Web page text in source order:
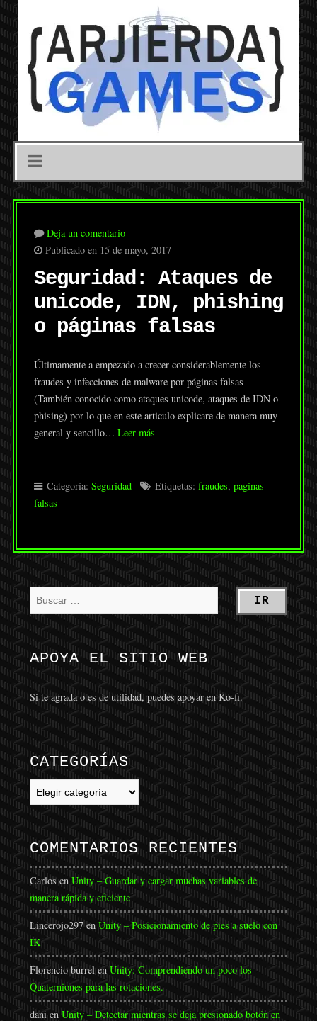
Deja un comentario
Publicado en 15 de mayo, 2017
Seguridad: Ataques de
unicode, IDN, phishing
o páginas falsas
Últimamente a empezado a crecer considerablemente los
fraudes y infecciones de malware por páginas falsas
(También conocido como ataques unicode, ataques de IDN o
phising) por lo que en este articulo explicare de manera muy
general y sencillo… Leer más
Categoría: Seguridad Etiquetas: fraudes, paginas
falsas
APOYA EL SITIO WEB
Si te agrada o es de utilidad, puedes apoyar en Ko-fi.
CATEGORÍAS
Categorías
COMENTARIOS RECIENTES
CarlosenUnity – Guardar y cargar muchas variables de
manera rápida y eficiente
Lincerojo297enUnity – Posicionamiento de pies a suelo con
IK
Florencio burrelenUnity: Comprendiendo un poco los
Quaterniones para las rotaciones.
danienUnity – Detectar mientras se deja presionado botón en